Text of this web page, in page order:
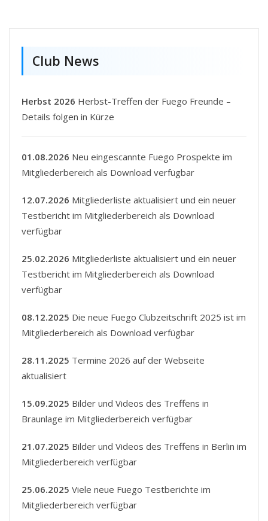
Club News
Herbst 2026 Herbst-Treffen der Fuego Freunde –
Details folgen in Kürze
01.08.2026 Neu eingescannte Fuego Prospekte im
Mitgliederbereich als Download verfügbar
12.07.2026 Mitgliederliste aktualisiert und ein neuer
Testbericht im Mitgliederbereich als Download
verfügbar
25.02.2026 Mitgliederliste aktualisiert und ein neuer
Testbericht im Mitgliederbereich als Download
verfügbar
08.12.2025 Die neue Fuego Clubzeitschrift 2025 ist im
Mitgliederbereich als Download verfügbar
28.11.2025 Termine 2026 auf der Webseite
aktualisiert
15.09.2025 Bilder und Videos des Treffens in
Braunlage im Mitgliederbereich verfügbar
21.07.2025 Bilder und Videos des Treffens in Berlin im
Mitgliederbereich verfügbar
25.06.2025 Viele neue Fuego Testberichte im
Mitgliederbereich verfügbar